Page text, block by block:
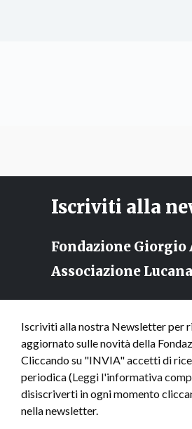
Iscriviti alla
Fondazione Giorgio
Associazione
Iscriviti alla nostra Newsletter per
aggiornato sulle novità della
Cliccando su "INVIA" accetti di
periodica (Leggi l'informativa
disiscriverti in ogni momento
nella newsletter.